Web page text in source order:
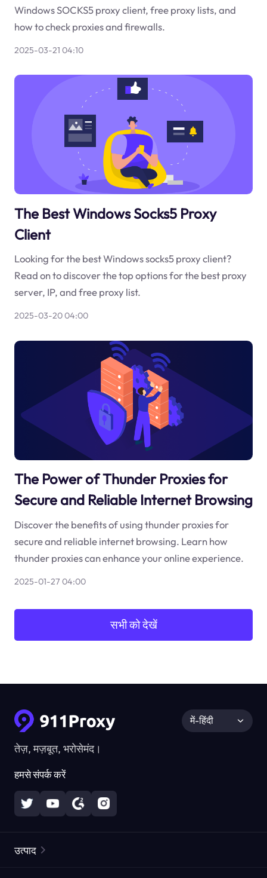
Windows SOCKS5 proxy client, free proxy lists, and
how to check proxies and firewalls.
2025-03-21 04:10
The Best Windows Socks5 Proxy
Client
Looking for the best Windows socks5 proxy client?
Read on to discover the top options for the best proxy
server, IP, and free proxy list.
2025-03-20 04:00
The Power of Thunder Proxies for
Secure and Reliable Internet Browsing
Discover the benefits of using thunder proxies for
secure and reliable internet browsing. Learn how
thunder proxies can enhance your online experience.
2025-01-27 04:00
सभी को देखें
तेज़, मज़बूत, भरोसेमंद।
हमसे संपर्क करें
में-हिंदी
उत्पाद